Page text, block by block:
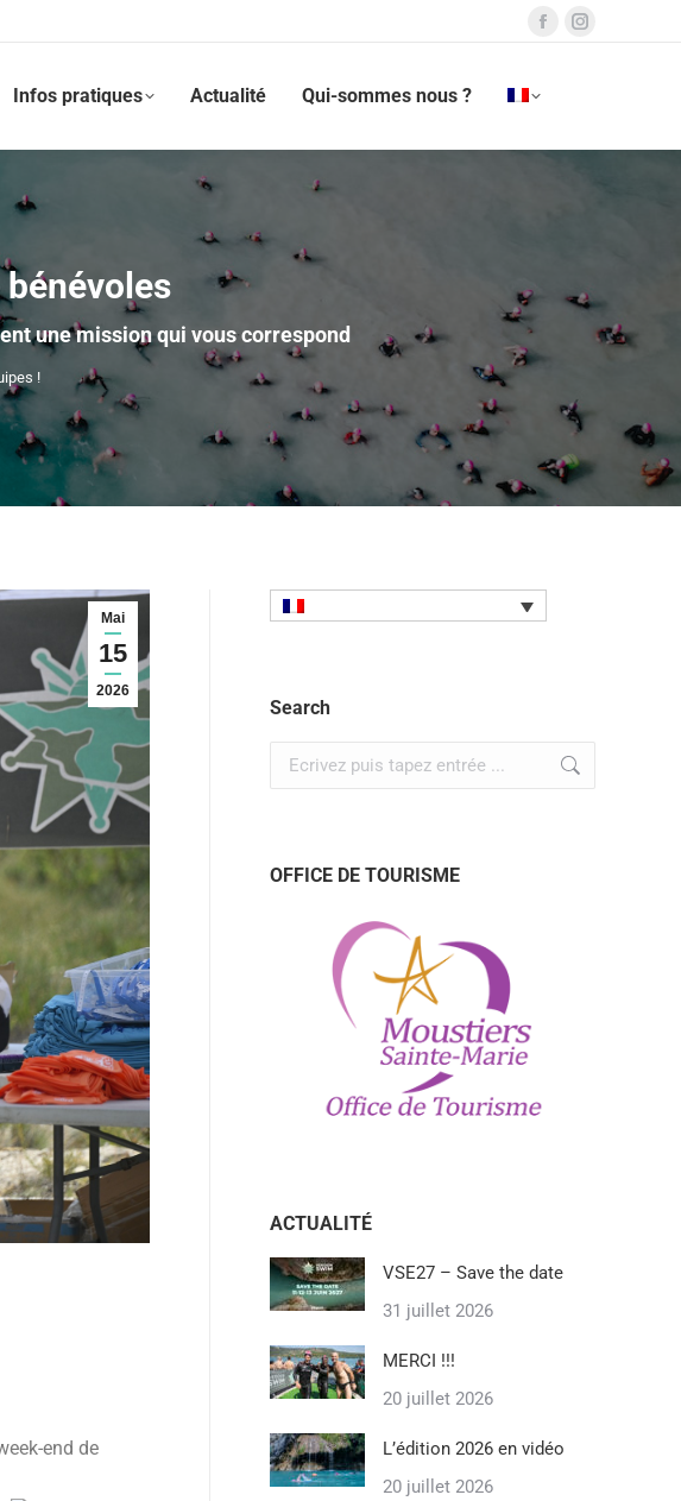
Infos pratiques Actualité Qui-sommes nous ?
une mission qui vous correspond
!
Mai
15
2026
end de
Search
OFFICE DE TOURISME
ACTUALITÉ
VSE27 – Save the date
31 juillet 2026
MERCI !!!
20 juillet 2026
L’édition 2026 en vidéo
20 juillet 2026